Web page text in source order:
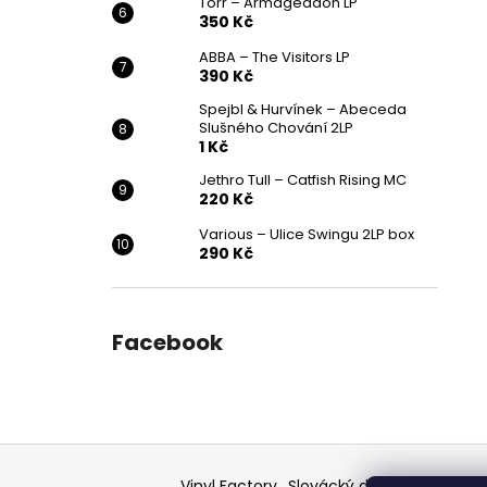
350 Kč
ABBA – The Visitors LP
390 Kč
Spejbl & Hurvínek – Abeceda
Slušného Chování 2LP
1 Kč
Jethro Tull – Catfish Rising MC
220 Kč
Various ‎– Ulice Swingu 2LP box
290 Kč
Facebook
Z